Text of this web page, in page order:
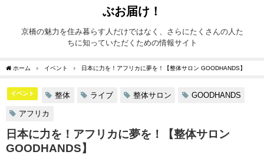
ぶお届け！
京橋の魅力を住み暮らす人だけではなく、さらにたくさんの人た
ちに知っていただくための情報サイト
ホーム イベント 日本に力を！アフリカに夢を！【整体サロン GOODHANDS】
イベント 整体 ライブ 整体サロン GOODHANDS
アフリカ
日本に力を！アフリカに夢を！【整体サロン
GOODHANDS】